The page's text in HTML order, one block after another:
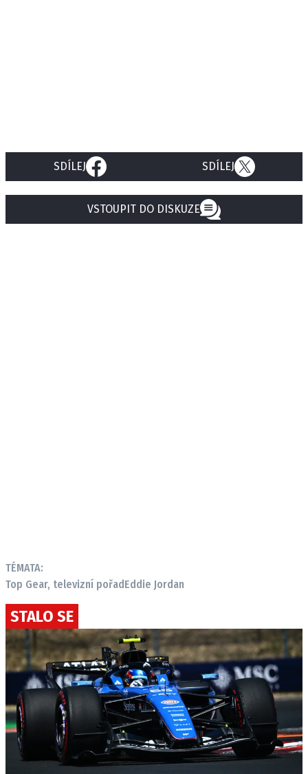
SDÍLEJ SDÍLEJ
VSTOUPIT DO DISKUZE
TÉMATA:
Top Gear, televizní pořadEddie Jordan
STALO SE